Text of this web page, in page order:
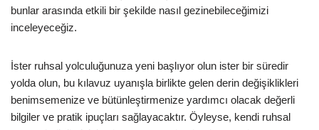
bunlar arasında etkili bir şekilde nasıl gezinebileceğimizi
inceleyeceğiz.
İster ruhsal yolculuğunuza yeni başlıyor olun ister bir süredir
yolda olun, bu kılavuz uyanışla birlikte gelen derin değişiklikleri
benimsemenize ve bütünleştirmenize yardımcı olacak değerli
bilgiler ve pratik ipuçları sağlayacaktır. Öyleyse, kendi ruhsal